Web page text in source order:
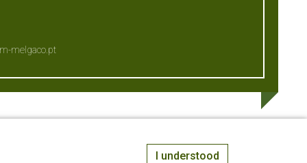
melgaco.pt
I understood